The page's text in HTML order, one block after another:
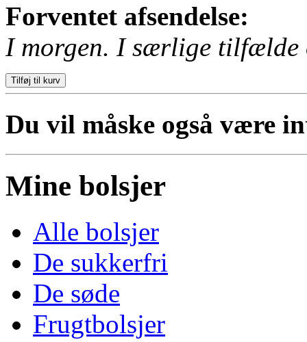
Forventet afsendelse:
I morgen. I særlige tilfælde
Du vil måske også være
Mine bolsjer
Alle bolsjer
De sukkerfri
De søde
Frugtbolsjer